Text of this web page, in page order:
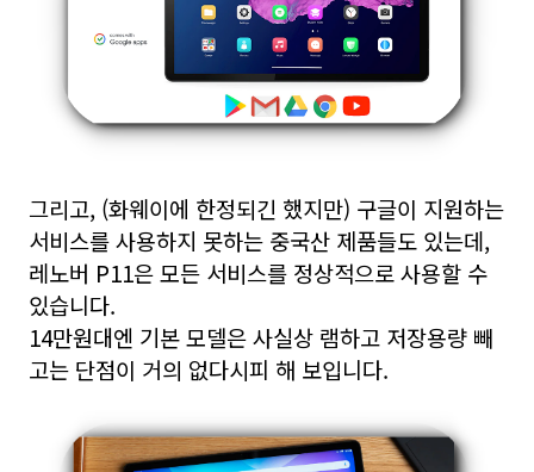
그리고, (화웨이에 한정되긴 했지만) 구글이 지원하는
서비스를 사용하지 못하는 중국산 제품들도 있는데,
레노버 P11은 모든 서비스를 정상적으로 사용할 수
있습니다.
14만원대엔 기본 모델은 사실상 램하고 저장용량 빼
고는 단점이 거의 없다시피 해 보입니다.